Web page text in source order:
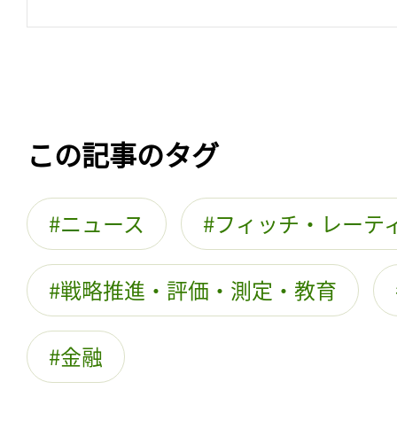
この記事のタグ
ニュース フィッチ・レーテ
戦略推進・評価・測定・教育
金融